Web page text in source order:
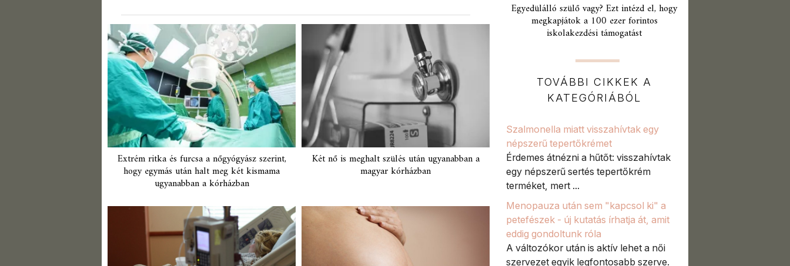
Extrém ritka és furcsa a nőgyógyász szerint,
hogy egymás után halt meg két kismama
ugyanabban a kórházban
Két nő is meghalt szülés után ugyanabban a
magyar kórházban
Egyedülálló szülő vagy? Ezt intézd el, hogy
megkapjátok a 100 ezer forintos
iskolakezdési támogatást
TOVÁBBI CIKKEK A
KATEGÓRIÁBÓL
Szalmonella miatt visszahívtak egy
népszerű tepertőkrémet
Érdemes átnézni a hűtőt: visszahívtak
egy népszerű sertés tepertőkrém
terméket, mert ...
Menopauza után sem "kapcsol ki" a
petefészek - új kutatás írhatja át, amit
eddig gondoltunk róla
A változókor után is aktív lehet a női
szervezet egyik legfontosabb szerve.